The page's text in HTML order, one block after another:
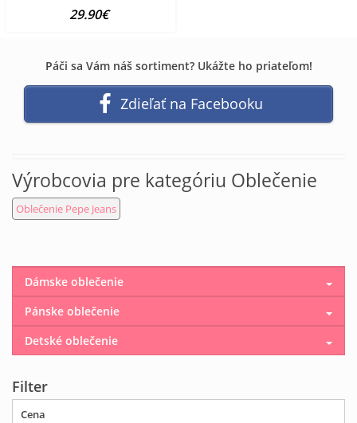
29.90€
Páči sa Vám náš sortiment? Ukážte ho priateľom!
Zdieľať na Facebooku
Výrobcovia pre kategóriu Oblečenie
Oblečenie Pepe Jeans
Dámske oblečenie
Pánske oblečenie
Detské oblečenie
Filter
Cena